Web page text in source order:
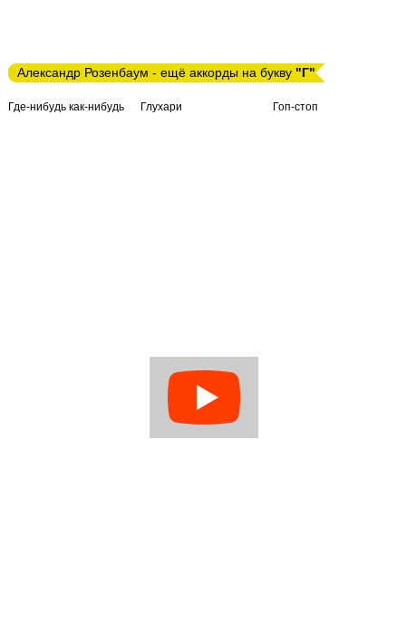
Александр Розенбаум - ещё аккорды на букву "Г"
Где-нибудь как-нибудь Глухари Гоп-стоп